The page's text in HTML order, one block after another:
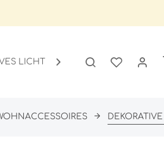
LICHT GARTEN SALE
